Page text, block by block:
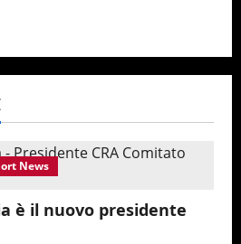
News
è il nuovo presidente